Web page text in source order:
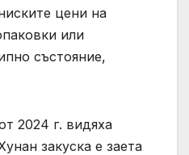
цени на
или
състояние,
2024 г. видяха
закуска е заета